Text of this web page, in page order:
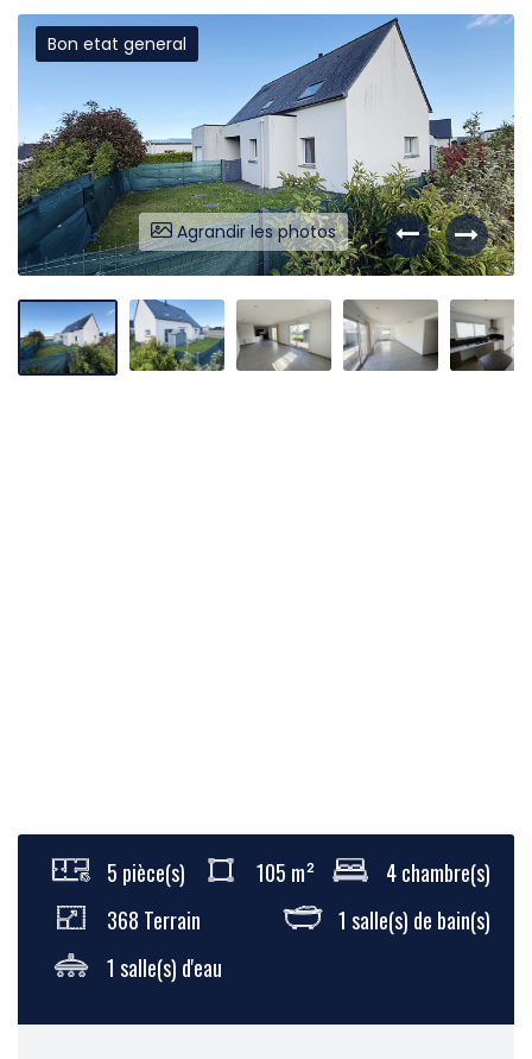
Liens utiles Partenaires Nos avis Nos outils
Agrandir les photos
Bon etat general
5 pièce(s) 105 m²
4 chambre(s)
368 Terrain
1 salle(s) de bain(s)
1 salle(s) d'eau